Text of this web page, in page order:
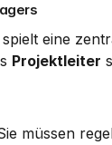
eine
Projektleiter
müssen